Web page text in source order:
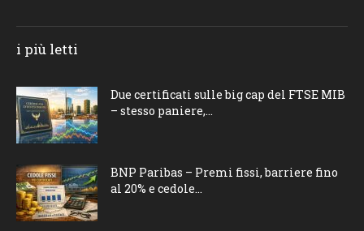
i più letti
Due certificati sulle big cap del FTSE MIB
– stesso paniere,...
BNP Paribas – Premi fissi, barriere fino
al 20% e cedole...